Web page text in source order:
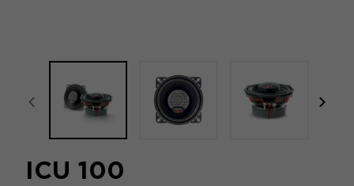
focal-naim-frontent::misc.prev_label
ICU 100